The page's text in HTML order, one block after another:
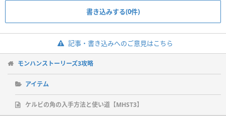
書き込みする(0件)
記事・書き込みへのご意見はこちら
モンハンストーリーズ3攻略
アイテム
ケルビの角の入手方法と使い道【MHST3】